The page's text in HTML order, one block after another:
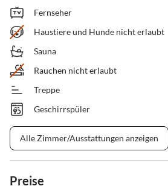
Fernseher
Haustiere und Hunde nicht erlaubt
Sauna
Rauchen nicht erlaubt
Treppe
Geschirrspüler
Alle Zimmer/Ausstattungen anzeigen
Preise